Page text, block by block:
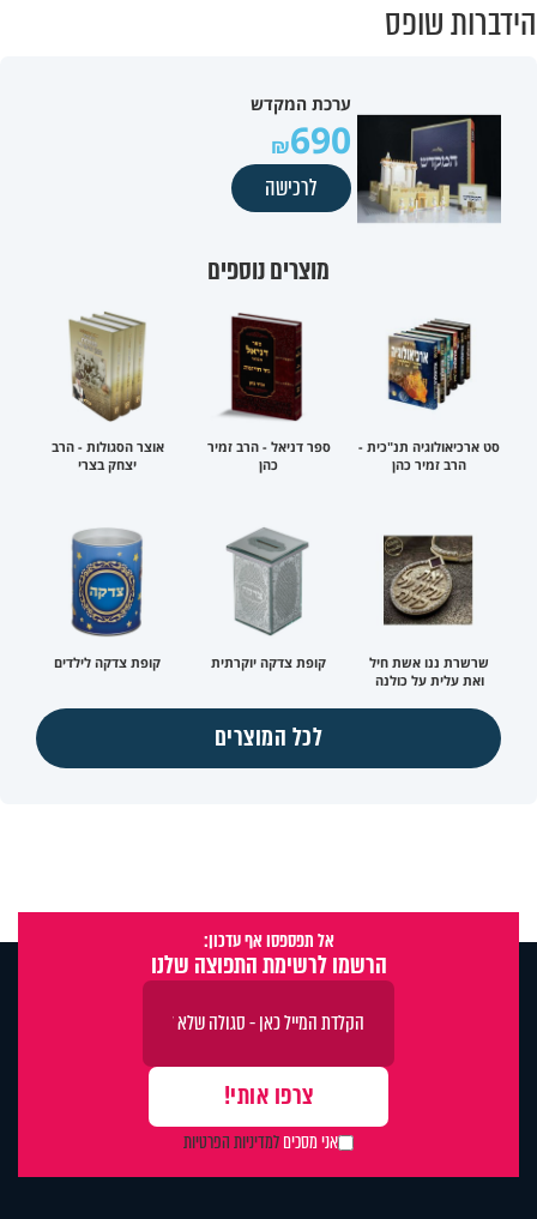
הידברות שופס
ערכת המקדש
690
לרכישה
מוצרים נוספים
סט ארכיאולוגיה תנ"כית -
הרב זמיר כהן
ספר דניאל - הרב זמיר
כהן
אוצר הסגולות - הרב
יצחק בצרי
שרשרת ננו אשת חיל
ואת עלית על כולנה
קופת צדקה יוקרתית קופת צדקה לילדים
לכל המוצרים
אל תפספסו אף עדכון:
הרשמו לרשימת התפוצה שלנו
אני מסכיםלמדיניות הפרטיות